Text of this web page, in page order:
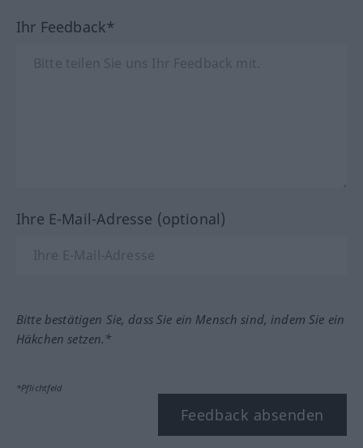
Ihr Feedback*
Ihre E-Mail-Adresse (optional)
Bitte bestätigen Sie, dass Sie ein Mensch sind, indem Sie ein
Häkchen setzen.*
*Pflichtfeld
Feedback absenden